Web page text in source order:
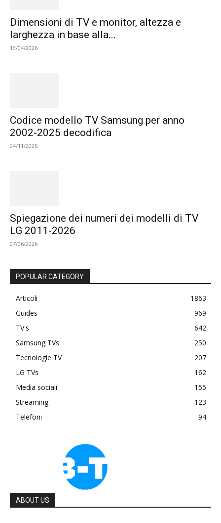
Dimensioni di TV e monitor, altezza e
larghezza in base alla...
13/04/2026
Codice modello TV Samsung per anno
2002-2025 decodifica
04/11/2025
Spiegazione dei numeri dei modelli di TV
LG 2011-2026
07/06/2026
POPULAR CATEGORY
Articoli
1863
Guides
969
TV's
642
Samsung TVs
250
Tecnologie TV
207
LG TVs
162
Media sociali
155
Streaming
123
Telefoni
94
ABOUT US